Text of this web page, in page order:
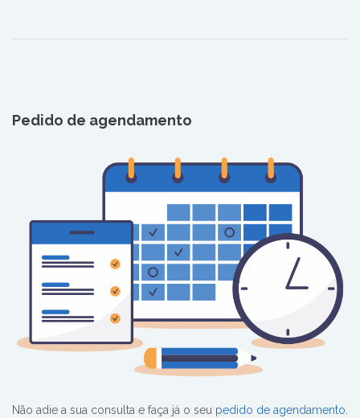
Pedido de agendamento
Não adie a sua consulta e faça já o seu pedido de agendamento